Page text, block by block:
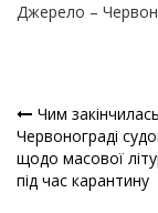
Джерело –
Навігація
записів
Чим
Червонограді
щодо масової
під час карантину